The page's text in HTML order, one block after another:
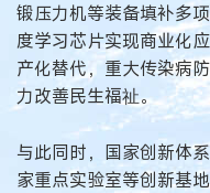
锻压力机等装备填补多
度学习芯片实现商业化
产化替代，重大传染病
力改善民生福祉。
与此同时，国家创新体
家重点实验室等创新基